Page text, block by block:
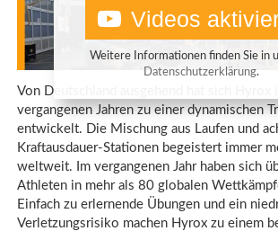
Videos
Weitere Informationen finden Sie in
Datenschutzerklärung.
Von Deutschland ausgehend hat sich Hyrox
vergangenen Jahren zu einer dynamischen
entwickelt. Die Mischung aus Laufen und
Kraftausdauer-Stationen begeistert immer
weltweit. Im vergangenen Jahr haben sich
Athleten in mehr als 80 globalen
Einfach zu erlernende Übungen und ein
Verletzungsrisiko machen Hyrox zu einem